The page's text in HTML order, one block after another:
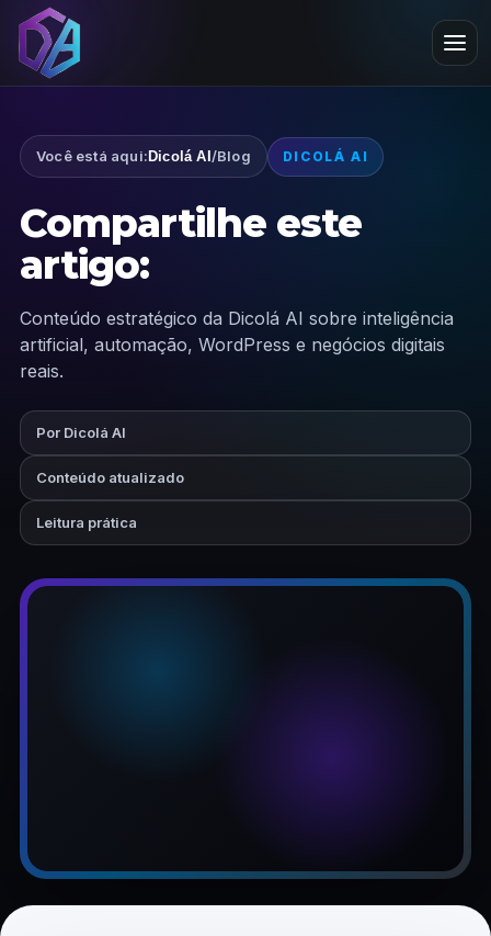
Você está aqui: Dicolá AI /Blog DICOLÁ AI
Compartilhe este
artigo:
Conteúdo estratégico da Dicolá AI sobre inteligência
artificial, automação, WordPress e negócios digitais
reais.
Por Dicolá AI
Conteúdo atualizado
Leitura prática